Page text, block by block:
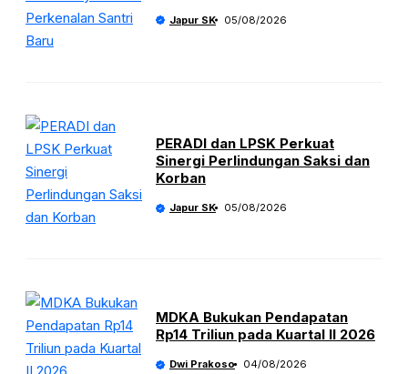
Japur SK 05/08/2026
PERADI dan LPSK Perkuat
Sinergi Perlindungan Saksi dan
Korban
Japur SK 05/08/2026
MDKA Bukukan Pendapatan
Rp14 Triliun pada Kuartal II 2026
Dwi Prakoso 04/08/2026